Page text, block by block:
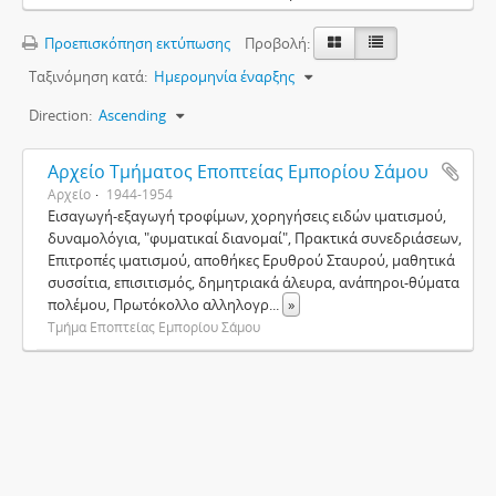
Προεπισκόπηση εκτύπωσης
Προβολή:
Ταξινόμηση κατά: Ημερομηνία έναρξης
Direction: Ascending
Αρχείο Τμήματος Εποπτείας Εμπορίου Σάμου
Αρχείο 1944-1954
Εισαγωγή-εξαγωγή τροφίμων, χορηγήσεις ειδών ιματισμού,
δυναμολόγια, "φυματικαί διανομαί", Πρακτικά συνεδριάσεων,
Επιτροπές ιματισμού, αποθήκες Ερυθρού Σταυρού, μαθητικά
συσσίτια, επισιτισμός, δημητριακά άλευρα, ανάπηροι-θύματα
πολέμου, Πρωτόκολλο αλληλογρ... »
Τμήμα Εποπτείας Εμπορίου Σάμου